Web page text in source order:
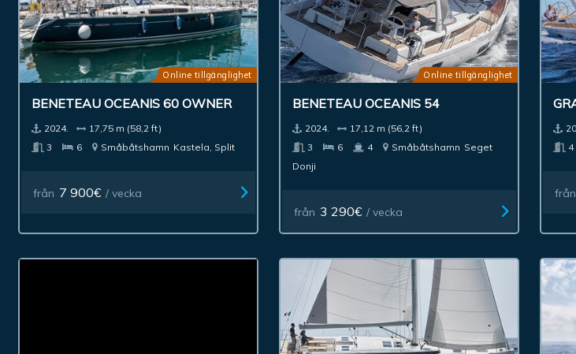
Online tillgänglighet
BENETEAU OCEANIS 60 OWNER
2024.
17,75 m (58,2 ft)
3
6 Småbåtshamn Kastela, Split
från 7 900€ / vecka
Online tillgänglighet
BENETEAU OCEANIS 54
2024.
17,12 m (56,2 ft)
3
6 4 Småbåtshamn Seget
Donji
från 3 290€ / vecka
4
från